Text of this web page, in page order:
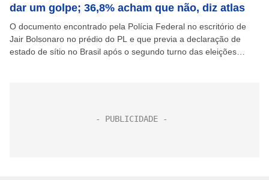
dar um golpe; 36,8% acham que não, diz atlas
O documento encontrado pela Polícia Federal no escritório de
Jair Bolsonaro no prédio do PL e que previa a declaração de
estado de sítio no Brasil após o segundo turno das eleições